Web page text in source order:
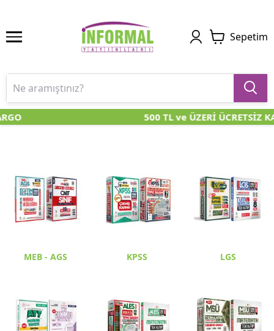
Sepetim
500 TL ve ÜZERİ ÜCRETSİZ
MEB - AGS KPSS LGS